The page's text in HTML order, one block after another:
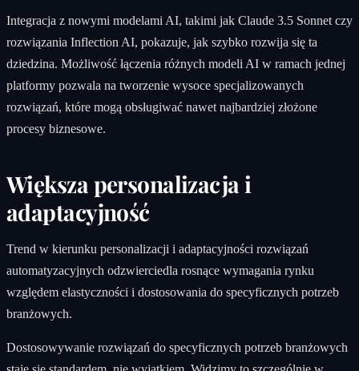
Integracja z nowymi modelami AI, takimi jak Claude 3.5 Sonnet czy
rozwiązania Inflection AI, pokazuje, jak szybko rozwija się ta
dziedzina. Możliwość łączenia różnych modeli AI w ramach jednej
platformy pozwala na tworzenie wysoce specjalizowanych
rozwiązań, które mogą obsługiwać nawet najbardziej złożone
procesy biznesowe.
Większa personalizacja i
adaptacyjność
Trend w kierunku personalizacji i adaptacyjności rozwiązań
automatyzacyjnych odzwierciedla rosnące wymagania rynku
względem elastyczności i dostosowania do specyficznych potrzeb
branżowych.
Dostosowywanie rozwiązań do specyficznych potrzeb branżowych